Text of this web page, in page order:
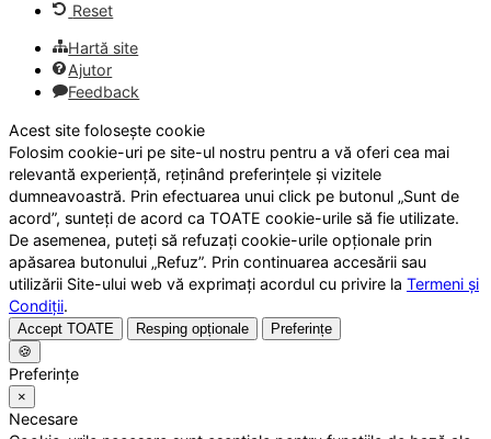
Reset
Hartă site
Ajutor
Feedback
Acest site folosește cookie
Folosim cookie-uri pe site-ul nostru pentru a vă oferi cea mai
relevantă experiență, reținând preferințele și vizitele
dumneavoastră. Prin efectuarea unui click pe butonul „Sunt de
acord”, sunteți de acord ca TOATE cookie-urile să fie utilizate.
De asemenea, puteți să refuzați cookie-urile opționale prin
apăsarea butonului „Refuz”. Prin continuarea accesării sau
utilizării Site-ului web vă exprimați acordul cu privire la Termeni și
Condiții.
Accept TOATE Resping opționale
Preferințe
🍪
Preferințe
×
Necesare